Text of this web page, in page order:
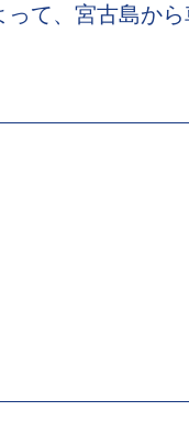
て、宮古島か